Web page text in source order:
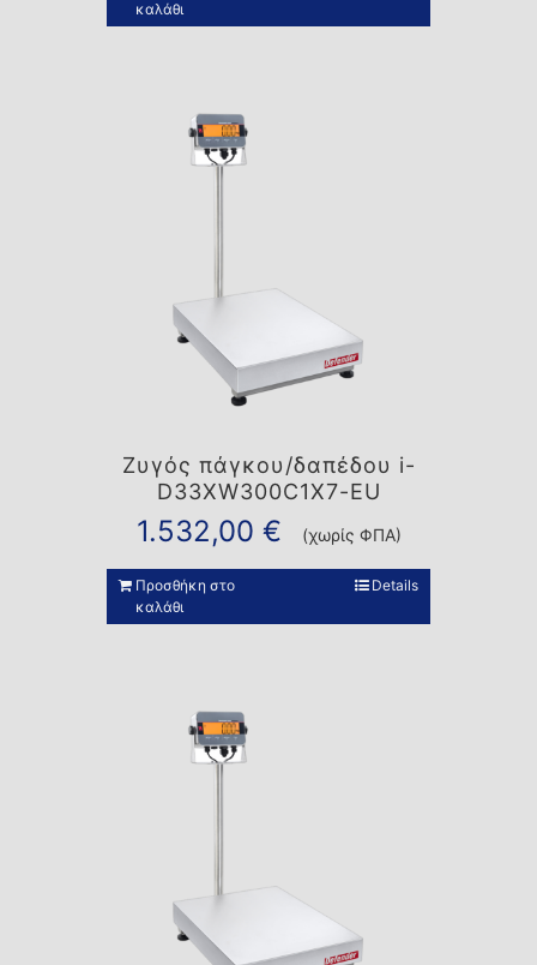
καλάθι
Ζυγός πάγκου/δαπέδου i-
D33XW300C1X7-EU
1.532,00 € (χωρίς ΦΠΑ)
Προσθήκη στο
καλάθι
Details